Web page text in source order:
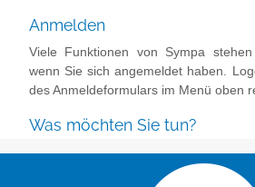
Anmelden
Viele Funktionen von Sympa
wenn Sie sich angemeldet haben.
des Anmeldeformulars im Menü oben
Was möchten Sie tun?